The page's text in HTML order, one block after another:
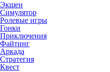
Экшен
Симулятор
Ролевые игры
Гонки
Приключения
Файтинг
Аркада
Стратегия
Квест